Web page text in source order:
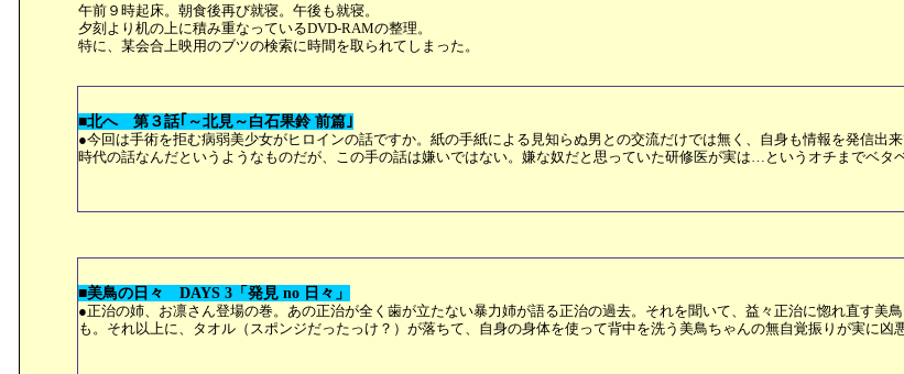
午前９時起床。朝食後再び就寝。午後も就寝。
夕刻より机の上に積み重なっているDVD-RAMの整理。
特に、某会合上映用のブツの検索に時間を取られてしまった。
■北へ 第３話｢～北見～白石果鈴 前篇｣
●今回は手術を拒む病弱美少女がヒロインの話ですか。紙の手紙による見知らぬ男との交流だけでは無く、自身も情報を発信出
時代の話なんだというようなものだが、この手の話は嫌いではない。嫌な奴だと思っていた研修医が実は…というオチまでベタ
■美鳥の日々 DAYS 3「発見 no 日々」
●正治の姉、お凛さん登場の巻。あの正治が全く歯が立たない暴力姉が語る正治の過去。それを聞いて、益々正治に惚れ直す
も。それ以上に、タオル（スポンジだったっけ？）が落ちて、自身の身体を使って背中を洗う美鳥ちゃんの無自覚振りが実に凶悪